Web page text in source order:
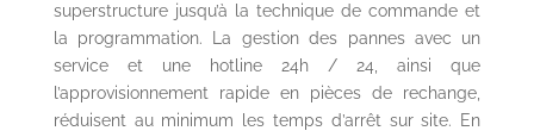
superstructure jusqu’à la technique de commande et
la programmation. La gestion des pannes avec un
service et une hotline 24h / 24, ainsi que
l’approvisionnement rapide en pièces de rechange,
réduisent au minimum les temps d’arrêt sur site. En